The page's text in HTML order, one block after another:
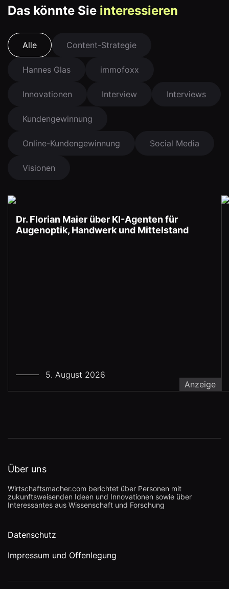
Das könnte Sie interessieren
Alle Content-Strategie
Hannes Glas immofoxx
Innovationen Interview Interviews
Kundengewinnung
Online-Kundengewinnung Social Media
Visionen
Dr. Florian Maier über KI-Agenten für
Augenoptik, Handwerk und Mittelstand
5. August 2026
Anzeige
Über uns
Wirtschaftsmacher.com berichtet über Personen mit
zukunftsweisenden Ideen und Innovationen sowie über
Interessantes aus Wissenschaft und Forschung
Datenschutz
Impressum und Offenlegung